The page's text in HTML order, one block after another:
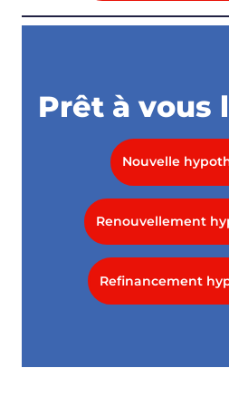
Prêt à vous
Nouvelle
Renouvellement
Refinancement